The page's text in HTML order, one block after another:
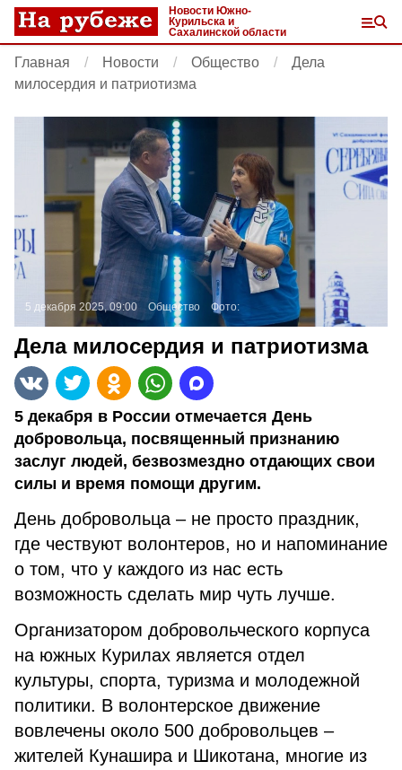
Новости Южно-
Курильска и
Сахалинской области
Главная Новости Общество
Дела
милосердия и патриотизма
5 декабря 2025, 09:00 Общество Фото:
Дела милосердия и патриотизма
5 декабря в России отмечается День
добровольца, посвященный признанию
заслуг людей, безвозмездно отдающих свои
силы и время помощи другим.
День добровольца – не просто праздник,
где чествуют волонтеров, но и напоминание
о том, что у каждого из нас есть
возможность сделать мир чуть лучше.
Организатором добровольческого корпуса
на южных Курилах является отдел
культуры, спорта, туризма и молодежной
политики. В волонтерское движение
вовлечены около 500 добровольцев –
жителей Кунашира и Шикотана, многие из